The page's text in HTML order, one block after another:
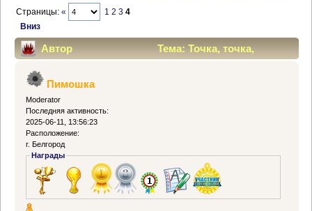
Страницы:« 1 2 3 4
Вниз
Автор
Тема: Точка, точка,
запятая..... (Прочитано 43770 раз)
Пимошка
Moderator
Последняя активность:
2025-06-11, 13:56:23
Расположение:
г. Белгород
Награды